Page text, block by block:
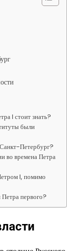
I стоит знать?
были
Петербург?
во времена Петра
I, помимо
первого?